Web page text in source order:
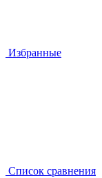
Избранные
Список сравнения